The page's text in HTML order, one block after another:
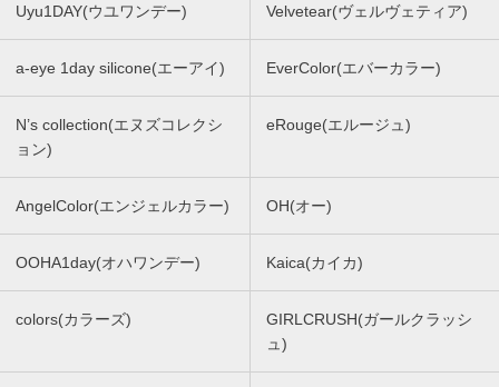
Uyu1DAY(ウユワンデー) Velvetear(ヴェルヴェティア)
a-eye 1day silicone(エーアイ) EverColor(エバーカラー)
N’s collection(エヌズコレクシ
ョン)
eRouge(エルージュ)
AngelColor(エンジェルカラー) OH(オー)
OOHA1day(オハワンデー) Kaica(カイカ)
colors(カラーズ)
GIRLCRUSH(ガールクラッシ
ュ)